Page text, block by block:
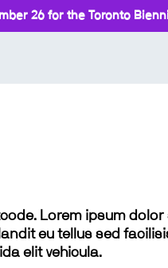
26 for the Toronto
Lorem ipsum
eu tellus sed
elit vehicula.